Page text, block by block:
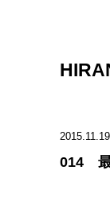
014 最